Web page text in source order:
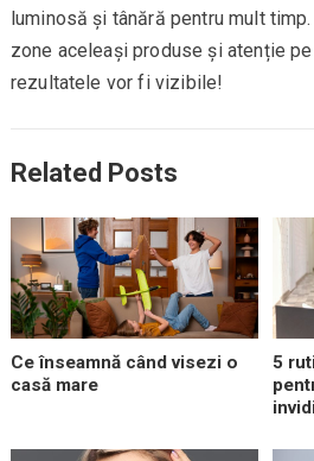
luminosă și tânără pentru mult
zone aceleași produse și atenție
rezultatele vor fi vizibile!
Related Posts
Ce înseamnă când visezi o
casă mare
5